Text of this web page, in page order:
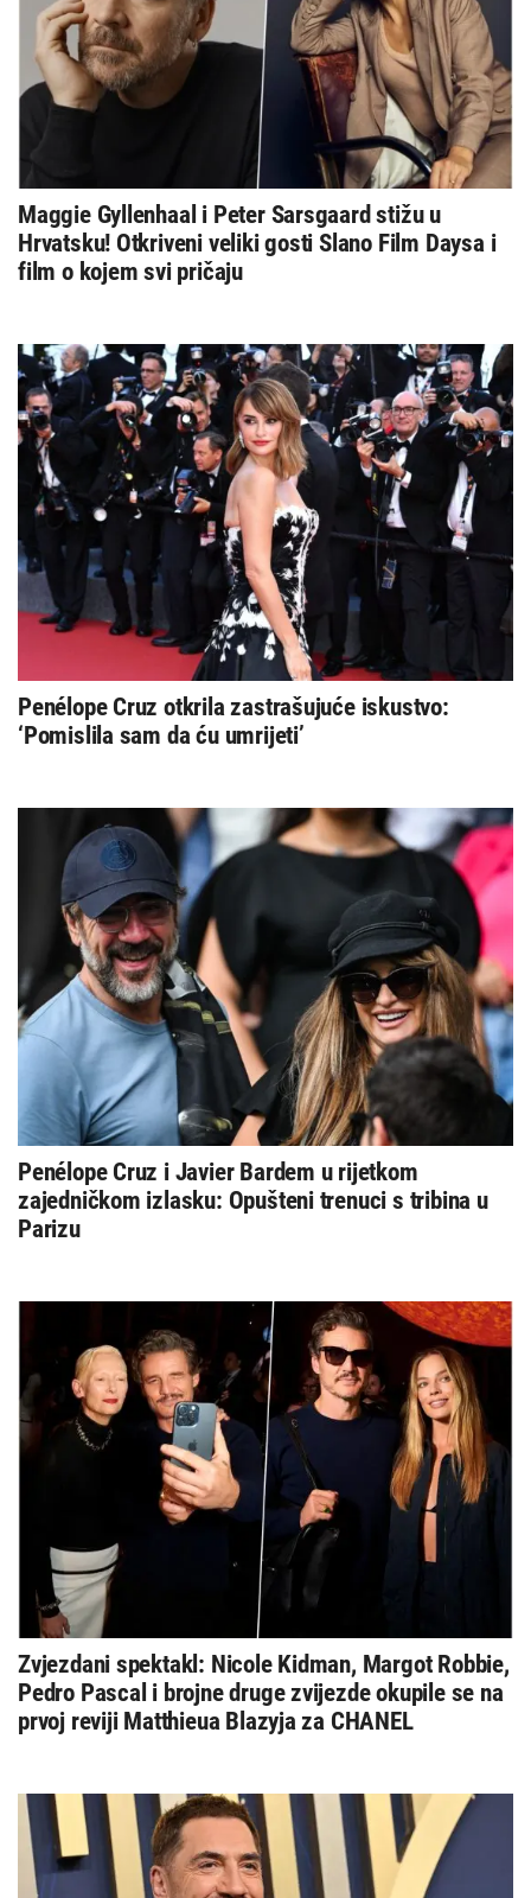
Maggie Gyllenhaal i Peter Sarsgaard stižu u
Hrvatsku! Otkriveni veliki gosti Slano Film Daysa i
film o kojem svi pričaju
Penélope Cruz otkrila zastrašujuće iskustvo:
‘Pomislila sam da ću umrijeti’
Penélope Cruz i Javier Bardem u rijetkom
zajedničkom izlasku: Opušteni trenuci s tribina u
Parizu
Zvjezdani spektakl: Nicole Kidman, Margot Robbie,
Pedro Pascal i brojne druge zvijezde okupile se na
prvoj reviji Matthieua Blazyja za CHANEL